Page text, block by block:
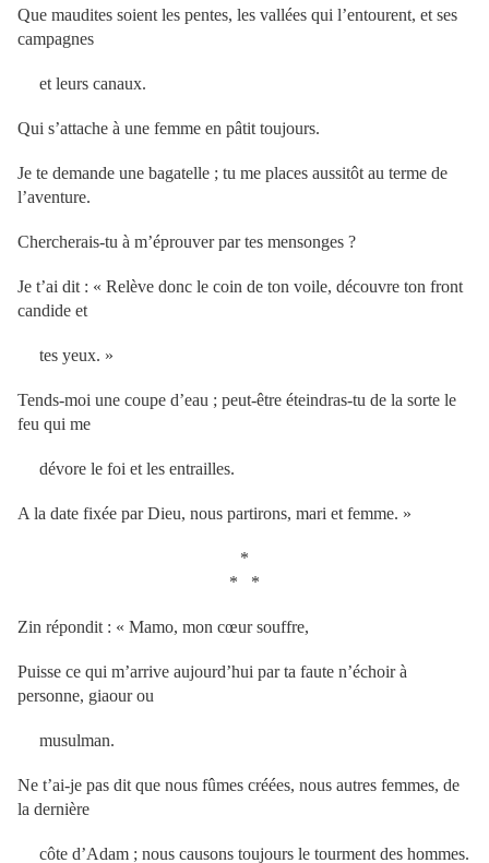
Que maudites soient les pentes, les vallées qui l’entourent, et ses
campagnes
et leurs canaux.
Qui s’attache à une femme en pâtit toujours.
Je te demande une bagatelle ; tu me places aussitôt au terme de
l’aventure.
Chercherais-tu à m’éprouver par tes mensonges ?
Je t’ai dit : « Relève donc le coin de ton voile, découvre ton front
candide et
tes yeux. »
Tends-moi une coupe d’eau ; peut-être éteindras-tu de la sorte le
feu qui me
dévore le foi et les entrailles.
A la date fixée par Dieu, nous partirons, mari et femme. »
*
* *
Zin répondit : « Mamo, mon cœur souffre,
Puisse ce qui m’arrive aujourd’hui par ta faute n’échoir à
personne, giaour ou
musulman.
Ne t’ai-je pas dit que nous fûmes créées, nous autres femmes, de
la dernière
côte d’Adam ; nous causons toujours le tourment des hommes.